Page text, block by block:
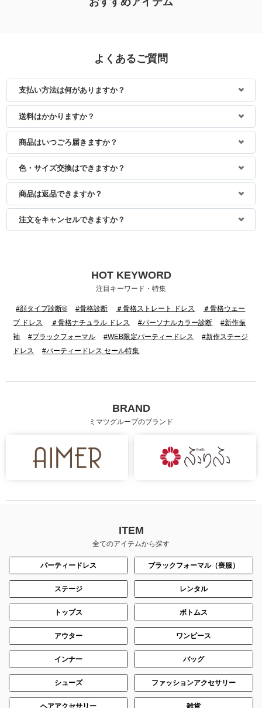
身長：154cm
身長：160cm 身長：150cm
よくあるご質問
支払い方法は何がありますか？
送料はかかりますか？
商品はいつごろ届きますか？
色・サイズ交換はできますか？
商品は返品できますか？
注文をキャンセルできますか？
HOT KEYWORD
注目キーワード・特集
#顔タイプ診断® #骨格診断 ＃骨格ストレート ドレス
＃骨格ウェー
ブ ドレス
＃骨格ナチュラル ドレス #パーソナルカラー診断
#新作振
袖
#ブラックフォーマル #WEB限定パーティードレス
#新作ステージ
ドレス
#パーティードレス セール特集
BRAND
ミマツグループのブランド
ITEM
全てのアイテムから探す
パーティードレス ブラックフォーマル（喪服）
ステージ レンタル
トップス ボトムス
アウター ワンピース
インナー バッグ
シューズ ファッションアクセサリー
ヘアアクセサリー 雑貨